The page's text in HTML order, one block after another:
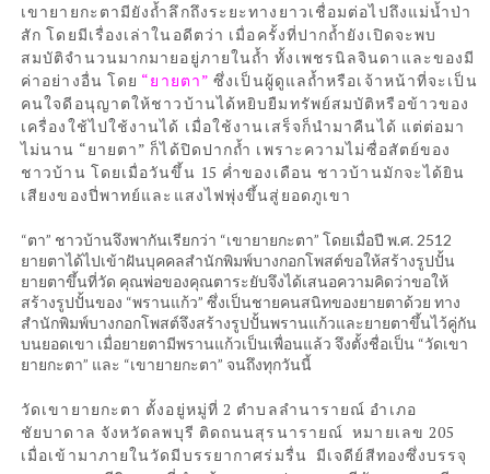
เขายายกะตามียังถ้ำลึกถึงระยะทางยาวเชื่อมต่อไปถึงแม่น้ำป่า
สัก โดยมีเรื่องเล่าในอดีตว่า เมื่อครั้งที่ปากถ้ำยังเปิดจะพบ
สมบัติจำนวนมากมายอยู่ภายในถ้ำ ทั้งเพชรนิลจินดาและของมี
ค่าอย่างอื่น โดย “ยายตา” ซึ่งเป็นผู้ดูแลถ้ำหรือเจ้าหน้าที่จะเป็น
คนใจดีอนุญาตให้ชาวบ้านได้หยิบยืมทรัพย์สมบัติหรือข้าวของ
เครื่องใช้ไปใช้งานได้ เมื่อใช้งานเสร็จก็นำมาคืนได้ แต่ต่อมา
ไม่นาน “ยายตา” ก็ได้ปิดปากถ้ำ เพราะความไม่ซื่อสัตย์ของ
ชาวบ้าน โดยเมื่อวันขึ้น 15 ค่ำของเดือน ชาวบ้านมักจะได้ยิน
เสียงของปี่พาทย์และแสงไฟพุ่งขึ้นสู่ยอดภูเขา
“ตา” ชาวบ้านจึงพากันเรียกว่า “เขายายกะตา” โดยเมื่อปี พ.ศ. 2512
ยายตาได้ไปเข้าฝันบุคคลสำนักพิมพ์บางกอกโพสต์ขอให้สร้างรูปปั้น
ยายตาขึ้นที่วัด คุณพ่อของคุณตาระยับจึงได้เสนอความคิดว่าขอให้
สร้างรูปปั้นของ “พรานแก้ว” ซึ่งเป็นชายคนสนิทของยายตาด้วย ทาง
สำนักพิมพ์บางกอกโพสต์จึงสร้างรูปปั้นพรานแก้วและยายตาขึ้นไว้คู่กัน
บนยอดเขา เมื่อยายตามีพรานแก้วเป็นเพื่อนแล้ว จึงตั้งชื่อเป็น “วัดเขา
ยายกะตา” และ “เขายายกะตา” จนถึงทุกวันนี้
วัดเขายายกะตา ตั้งอยู่หมู่ที่ 2 ตำบลลำนารายณ์ อำเภอ
ชัยบาดาล จังหวัดลพบุรี ติดถนนสุรนารายณ์ หมายเลข 205
เมื่อเข้ามาภายในวัดมีบรรยากาศร่มรื่น มีเจดีย์สีทองซึ่งบรรจุ